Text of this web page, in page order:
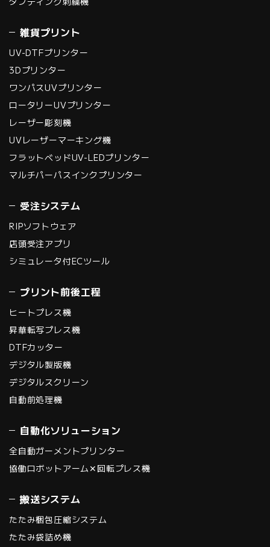
雑貨プリント
UV-DTFプリンター
3Dプリンター
ワンパスUVプリンター
ロータリーUVプリンター
レーザー彫刻機
UVレーザーマーキング機
フラットベッドUV-LEDプリンター
マルチパーパスインクプリンター
受注システム
RIPソフトウェア
店頭受注アプリ
シミュレータ付ECツール
プリント前後工程
ヒートプレス機
昇華転写プレス機
DTFカッター
デジタル製版機
デジタルスクリーン
自動前処理機
自動化ソリューション
全自動ガーメントプリンター
協働ロボットアーム✕回転プレス機
搬送システム
たたみ梱包圧縮システム
たたみ袋詰め機